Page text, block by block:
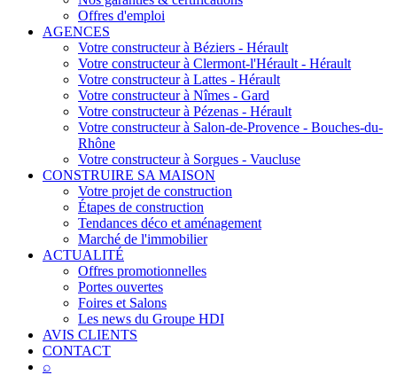
Offres d'emploi
AGENCES
Votre constructeur à Béziers - Hérault
Votre constructeur à Clermont-l'Hérault - Hérault
Votre constructeur à Lattes - Hérault
Votre constructeur à Nîmes - Gard
Votre constructeur à Pézenas - Hérault
Votre constructeur à Salon-de-Provence - Bouches-du-
Rhône
Votre constructeur à Sorgues - Vaucluse
CONSTRUIRE SA MAISON
Votre projet de construction
Étapes de construction
Tendances déco et aménagement
Marché de l'immobilier
ACTUALITÉ
Offres promotionnelles
Portes ouvertes
Foires et Salons
Les news du Groupe HDI
AVIS CLIENTS
CONTACT
⌕